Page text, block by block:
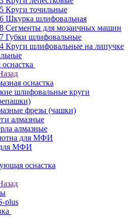
Круги точильные
Шкурка шлифовальная
Сегменты для мозаичных машин
Губки шлифовальные
Круги шлифовальные на липучке
оснастка
шлифовальные круги
фрезы (чашки)
алмазные
алмазные
для МФИ
МФИ
оснастка
plus